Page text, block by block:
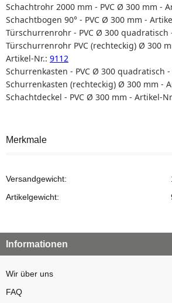
Schachtrohr 2000 mm - PVC Ø 300 mm -
Schachtbogen 90° - PVC Ø 300 mm -
Türschurrenrohr - PVC Ø 300 quadratisch
Türschurrenrohr PVC (rechteckig) Ø 300
Artikel-Nr.: 9112
Schurrenkasten - PVC Ø 300 quadratisch
Schurrenkasten (rechteckig) Ø 300 mm -
Schachtdeckel - PVC Ø 300 mm - Artikel-
Merkmale
Versandgewicht:
Artikelgewicht:
Informationen
Wir über uns
FAQ